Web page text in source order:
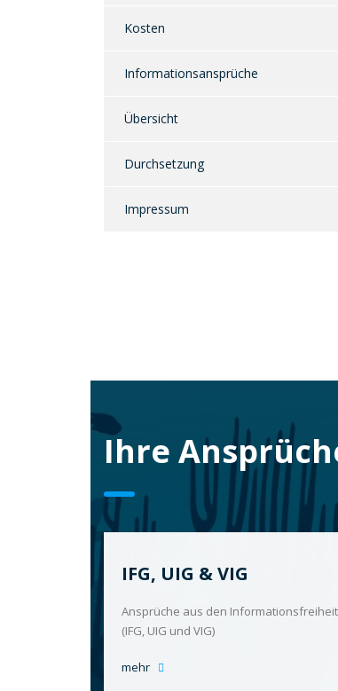
Kosten
Informationsansprüche
Übersicht
Durchsetzung
Impressum
Ihre
IFG, UIG & VIG
Ansprüche aus den
(IFG, UIG und VIG)
mehr